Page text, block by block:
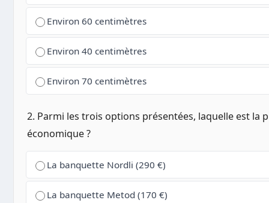
Environ 60 centimètres
Environ 40 centimètres
Environ 70 centimètres
2. Parmi les trois options présentées, laquelle est la
économique ?
La banquette Nordli (290 €)
La banquette Metod (170 €)